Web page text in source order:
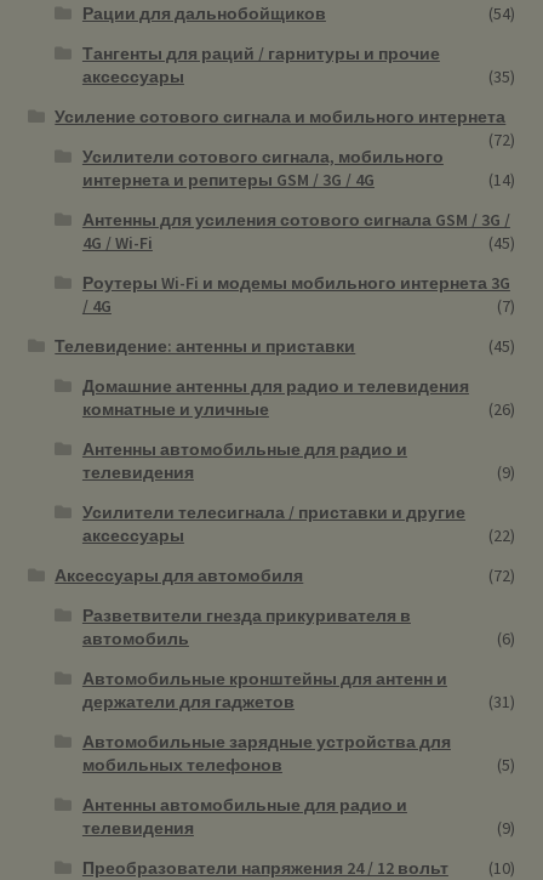
Рации для дальнобойщиков
(54)
Тангенты для раций / гарнитуры и прочие
аксессуары
(35)
Усиление сотового сигнала и мобильного интернета
(72)
Усилители сотового сигнала, мобильного
интернета и репитеры GSM / 3G / 4G
(14)
Антенны для усиления сотового сигнала GSM / 3G /
4G / Wi-Fi
(45)
Роутеры Wi-Fi и модемы мобильного интернета 3G
/ 4G
(7)
Телевидение: антенны и приставки
(45)
Домашние антенны для радио и телевидения
комнатные и уличные
(26)
Антенны автомобильные для радио и
телевидения
(9)
Усилители телесигнала / приставки и другие
аксессуары
(22)
Аксессуары для автомобиля
(72)
Разветвители гнезда прикуривателя в
автомобиль
(6)
Автомобильные кронштейны для антенн и
держатели для гаджетов
(31)
Автомобильные зарядные устройства для
мобильных телефонов
(5)
Антенны автомобильные для радио и
телевидения
(9)
Преобразователи напряжения 24 / 12 вольт
(10)